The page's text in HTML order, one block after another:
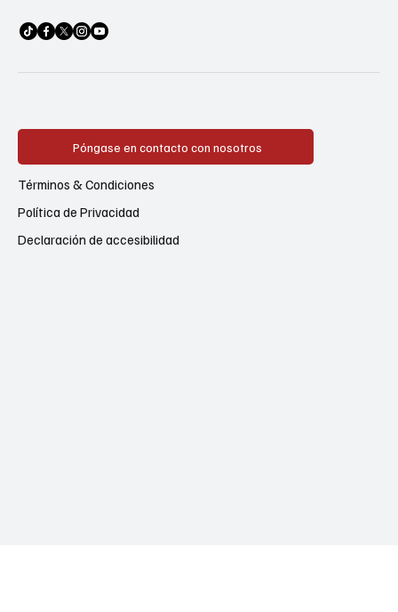
Póngase en contacto con nosotros
Política de Privacidad
Términos & Condiciones
Declaración de accesibilidad